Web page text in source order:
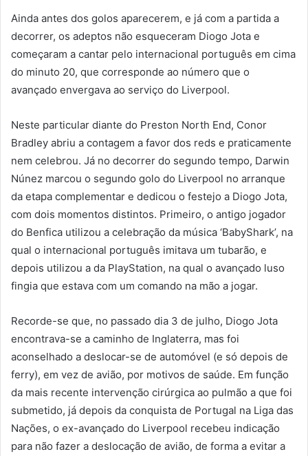
Ainda antes dos golos aparecerem, e já com a partida a
decorrer, os adeptos não esqueceram Diogo Jota e
começaram a cantar pelo internacional português em cima
do minuto 20, que corresponde ao número que o
avançado envergava ao serviço do Liverpool.
Neste particular diante do Preston North End, Conor
Bradley abriu a contagem a favor dos reds e praticamente
nem celebrou. Já no decorrer do segundo tempo, Darwin
Núnez marcou o segundo golo do Liverpool no arranque
da etapa complementar e dedicou o festejo a Diogo Jota,
com dois momentos distintos. Primeiro, o antigo jogador
do Benfica utilizou a celebração da música ‘BabyShark’, na
qual o internacional português imitava um tubarão, e
depois utilizou a da PlayStation, na qual o avançado luso
fingia que estava com um comando na mão a jogar.
Recorde-se que, no passado dia 3 de julho, Diogo Jota
encontrava-se a caminho de Inglaterra, mas foi
aconselhado a deslocar-se de automóvel (e só depois de
ferry), em vez de avião, por motivos de saúde. Em função
da mais recente intervenção cirúrgica ao pulmão a que foi
submetido, já depois da conquista de Portugal na Liga das
Nações, o ex-avançado do Liverpool recebeu indicação
para não fazer a deslocação de avião, de forma a evitar a